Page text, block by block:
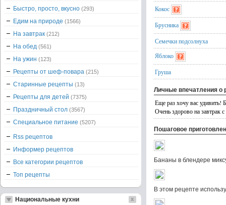
Кокос
Брусника
Семечки подсолнуха
Яблоко
Груша
Личные впечатления о
Еще раз хочу вас удивить!
Очень здорово на
Пошаговое
Бананы в блендере
В этом рецепте
Быстро, просто, вкусно (293)
Едим на природе (1566)
На завтрак (212)
На обед (561)
На ужин (123)
Рецепты от шеф-повара (215)
Старинные рецепты (13)
Рецепты для детей (7375)
Праздничный стол (3567)
Специальное питание (5207)
Rss рецептов
Информер рецептов
Все категории рецептов
Топ рецепты
Национальные кухни